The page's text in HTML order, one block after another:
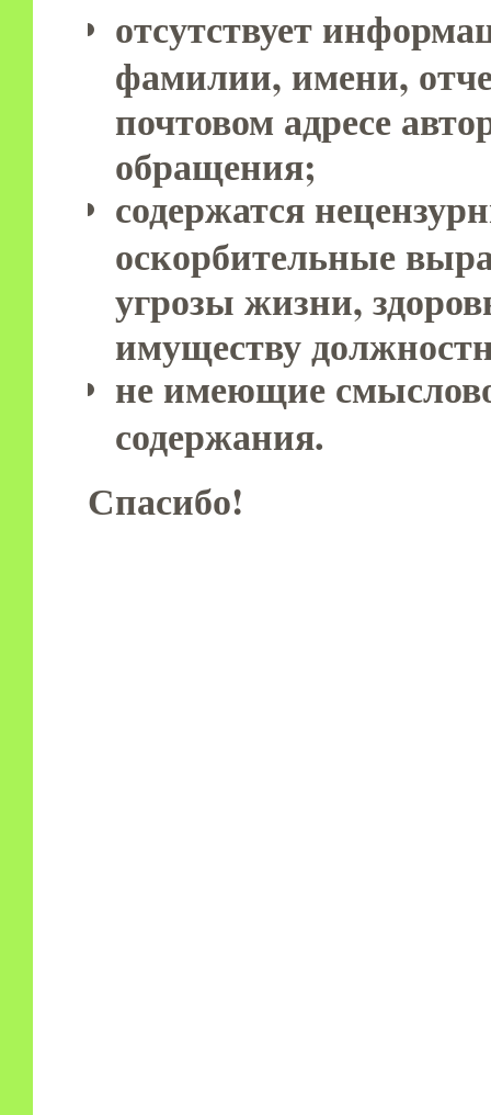
отсутствует
фамилии, имени,
почтовом адресе
обращения;
содержатся
оскорбительные
угрозы жизни,
имуществу
не имеющие
содержания.
Спасибо!